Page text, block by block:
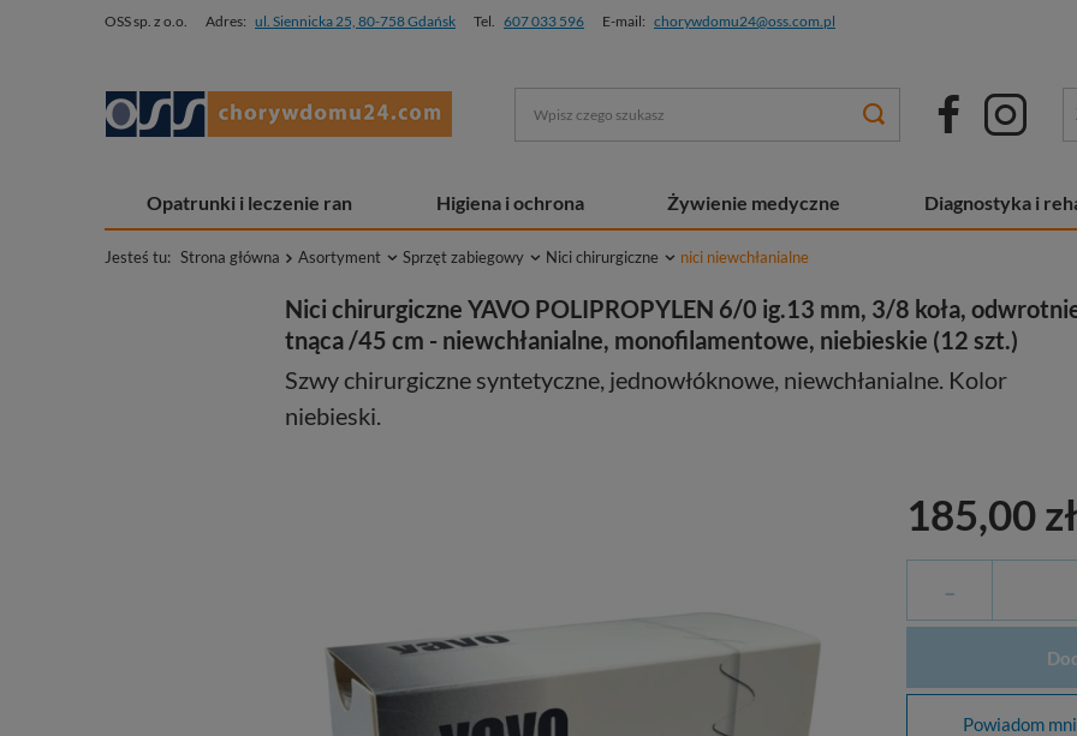
OSS sp. z o.o. Adres: ul. Siennicka 25, 80-758 Gdańsk Tel. 607 033 596 E-mail: chorywdomu24@oss.com.pl
Opatrunki i leczenie ran Higiena i ochrona Żywienie medyczne Diagnostyka i
Jesteś tu: Strona główna Asortyment Sprzęt zabiegowy Nici chirurgiczne nici niewchłanialne
Nici chirurgiczne YAVO POLIPROPYLEN 6/0 ig.13 mm, 3/8 koła,
tnąca /45 cm - niewchłanialne, monofilamentowe, niebieskie (12 szt.)
Szwy chirurgiczne syntetyczne, jednowłóknowe, niewchłanialne. Kolor
niebieski.
185,00 zł
-
Powiadom